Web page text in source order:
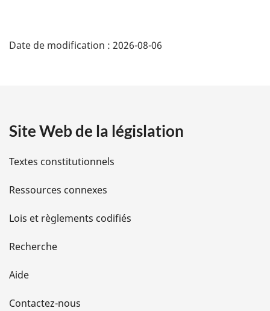
é
i
l
s
d
e
l
Date de modification : 2026-08-06
Site Web de la législation
Textes constitutionnels
Ressources connexes
Lois et règlements codifiés
Recherche
Aide
Contactez-nous